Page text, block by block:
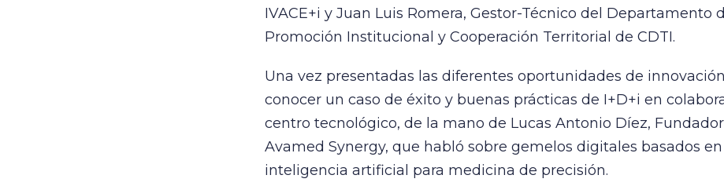
IVACE+i y Juan Luis Romera, Gestor-Técnico del Departamento
Promoción Institucional y Cooperación Territorial de CDTI.
Una vez presentadas las diferentes oportunidades de
conocer un caso de éxito y buenas prácticas de I+D+i en
centro tecnológico, de la mano de Lucas Antonio Díez,
Avamed Synergy, que habló sobre gemelos digitales basados en
inteligencia artificial para medicina de precisión.